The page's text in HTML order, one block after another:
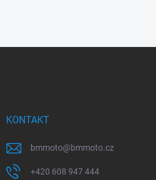
KONTAKT
bmmoto@bmmoto.cz
+420 608 947 444